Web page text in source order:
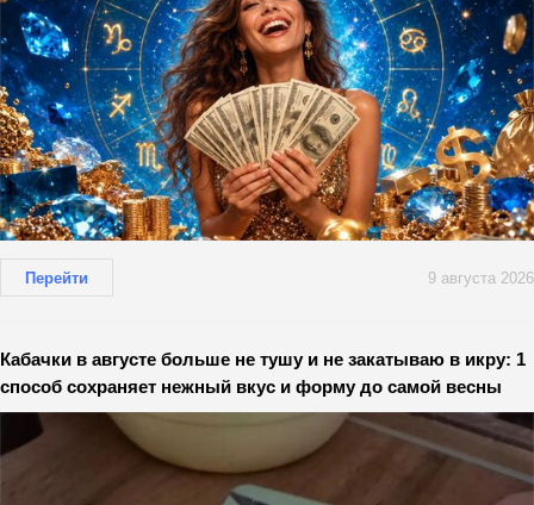
Перейти 9 августа 2026
Кабачки в августе больше не тушу и не закатываю в икру: 1
способ сохраняет нежный вкус и форму до самой весны